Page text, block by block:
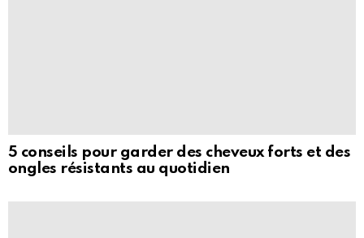
5 conseils pour garder des cheveux forts et des
ongles résistants au quotidien